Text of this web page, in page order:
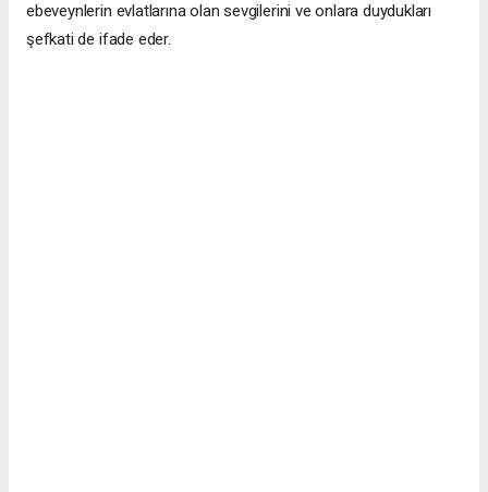
ebeveynlerin evlatlarına olan sevgilerini ve onlara duydukları
şefkati de ifade eder.